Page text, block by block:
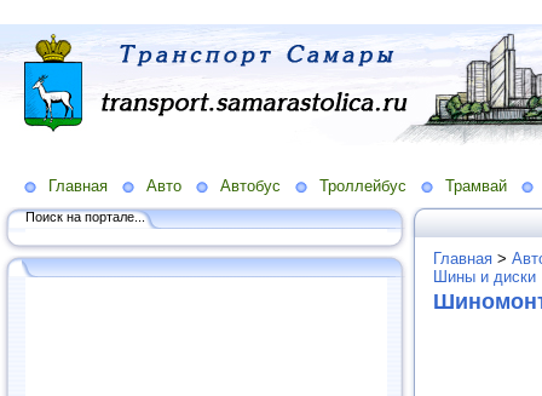
Главная Авто Автобус Троллейбус Трамвай
Поиск на портале...
Главная >
Шины и диски